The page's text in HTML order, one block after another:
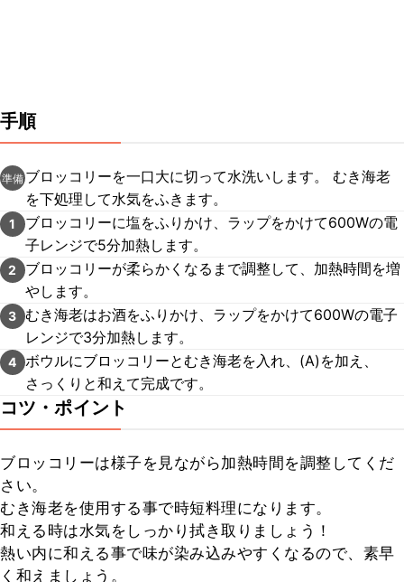
手順
準備 ブロッコリーを一口大に切って水洗いします。 むき海老
を下処理して水気をふきます。
1
ブロッコリーに塩をふりかけ、ラップをかけて600Wの電
子レンジで5分加熱します。
2
ブロッコリーが柔らかくなるまで調整して、加熱時間を増
やします。
3 むき海老はお酒をふりかけ、ラップをかけて600Wの電子
レンジで3分加熱します。
4 ボウルにブロッコリーとむき海老を入れ、(A)を加え、
さっくりと和えて完成です。
コツ・ポイント
ブロッコリーは様子を見ながら加熱時間を調整してくだ
さい。
むき海老を使用する事で時短料理になります。
和える時は水気をしっかり拭き取りましょう！
熱い内に和える事で味が染み込みやすくなるので、素早
く和えましょう。